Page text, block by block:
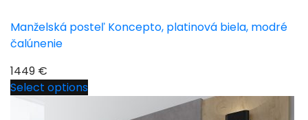
Manželská posteľ Koncepto, platinová biela, modré
čalúnenie
1449 €
Select options